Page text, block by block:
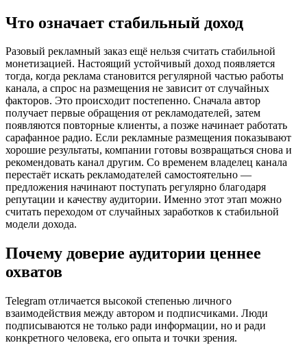
Что означает стабильный доход
Разовый рекламный заказ ещё нельзя считать стабильной
монетизацией. Настоящий устойчивый доход появляется
тогда, когда реклама становится регулярной частью работы
канала, а спрос на размещения не зависит от случайных
факторов. Это происходит постепенно. Сначала автор
получает первые обращения от рекламодателей, затем
появляются повторные клиенты, а позже начинает работать
сарафанное радио. Если рекламные размещения показывают
хорошие результаты, компании готовы возвращаться снова и
рекомендовать канал другим. Со временем владелец канала
перестаёт искать рекламодателей самостоятельно —
предложения начинают поступать регулярно благодаря
репутации и качеству аудитории. Именно этот этап можно
считать переходом от случайных заработков к стабильной
модели дохода.
Почему доверие аудитории ценнее
охватов
Telegram отличается высокой степенью личного
взаимодействия между автором и подписчиками. Люди
подписываются не только ради информации, но и ради
конкретного человека, его опыта и точки зрения.